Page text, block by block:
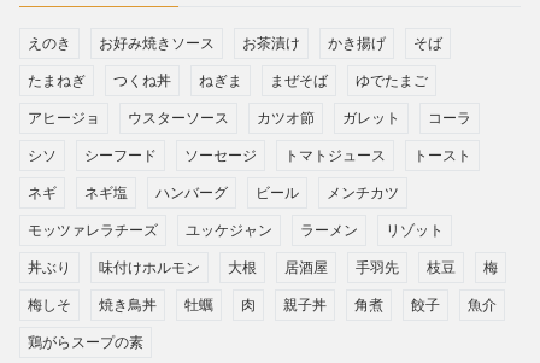
えのき お好み焼きソース お茶漬け かき揚げ そば
たまねぎ つくね丼 ねぎま まぜそば ゆでたまご
アヒージョ ウスターソース カツオ節 ガレット コーラ
シソ シーフード ソーセージ トマトジュース トースト
ネギ ネギ塩 ハンバーグ ビール メンチカツ
モッツァレラチーズ ユッケジャン ラーメン リゾット
丼ぶり 味付けホルモン 大根 居酒屋 手羽先 枝豆 梅
梅しそ 焼き鳥丼 牡蠣 肉 親子丼 角煮 餃子 魚介
鶏がらスープの素